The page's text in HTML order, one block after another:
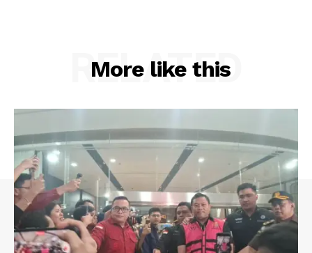
More like this
RELATED